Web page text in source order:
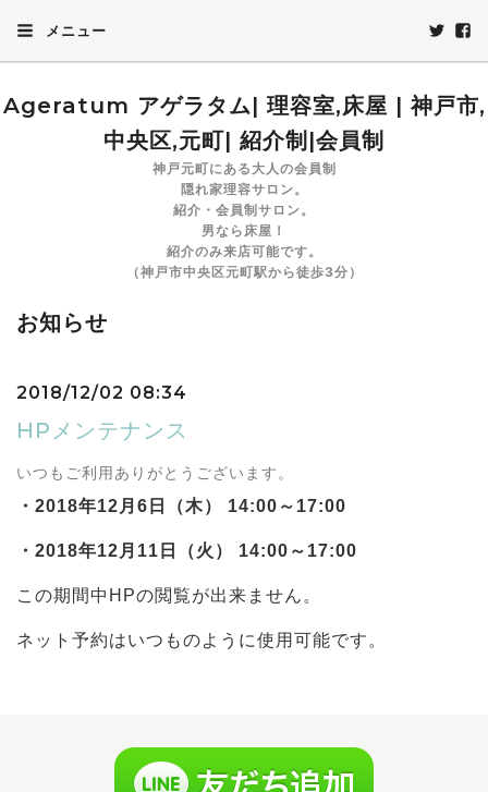
メニュー
Ageratum アゲラタム| 理容室,床屋 | 神戸市,
中央区,元町| 紹介制|会員制
神戸元町にある大人の会員制
隠れ家理容サロン。
紹介・会員制サロン。
男なら床屋！
紹介のみ来店可能です。
（神戸市中央区元町駅から徒歩3分）
お知らせ
2018/12/02 08:34
HPメンテナンス
いつもご利用ありがとうございます。
・2018年12月6日（木） 14:00～17:00
・2018年12月11日（火） 14:00～17:00
この期間中HPの閲覧が出来ません。
ネット予約はいつものように使用可能です。